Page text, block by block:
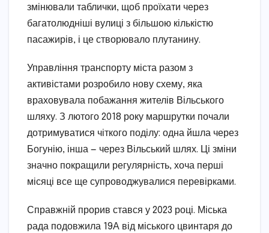
змінювали таблички, щоб проїхати через
багатолюдніші вулиці з більшою кількістю
пасажирів, і це створювало плутанину.
Управління транспорту міста разом з
активістами розробило нову схему, яка
враховувала побажання жителів Вільського
шляху. З лютого 2018 року маршрутки почали
дотримуватися чіткого поділу: одна йшла через
Богунію, інша — через Вільський шлях. Ці зміни
значно покращили регулярність, хоча перші
місяці все ще супроводжувалися перевірками.
Справжній прорив стався у 2023 році. Міська
рада подовжила 19А від міського цвинтаря до